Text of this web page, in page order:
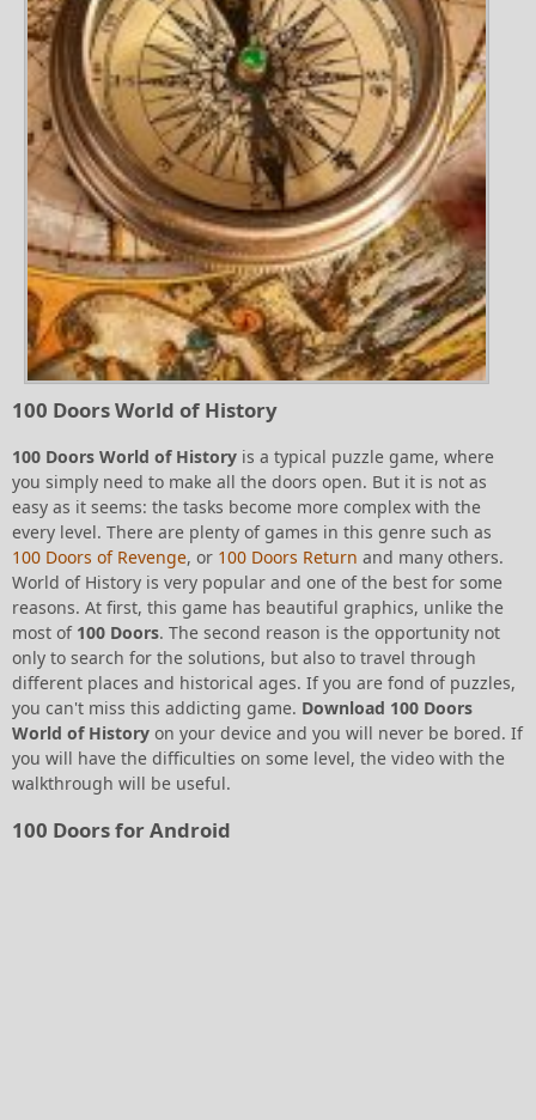
100 Doors World of History
100 Doors World of History is a typical puzzle game, where
you simply need to make all the doors open. But it is not as
easy as it seems: the tasks become more complex with the
every level. There are plenty of games in this genre such as
100 Doors of Revenge, or 100 Doors Return and many others.
World of History is very popular and one of the best for some
reasons. At first, this game has beautiful graphics, unlike the
most of 100 Doors. The second reason is the opportunity not
only to search for the solutions, but also to travel through
different places and historical ages. If you are fond of puzzles,
you can't miss this addicting game. Download 100 Doors
World of History on your device and you will never be bored. If
you will have the difficulties on some level, the video with the
walkthrough will be useful.
100 Doors for Android